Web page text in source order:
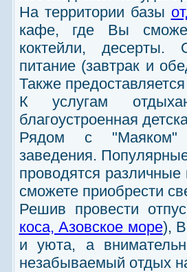
На территории базы
кафе, где Вы
коктейли, десерты.
питание (завтрак и
Также
К услугам
благоустроенная
Рядом с "Маяком"
заведения.
проводятся
сможете приобрести
Решив провести
коса, Азовское море),
и уюта, а
незабываемый отдых